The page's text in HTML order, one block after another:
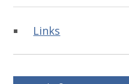
Links